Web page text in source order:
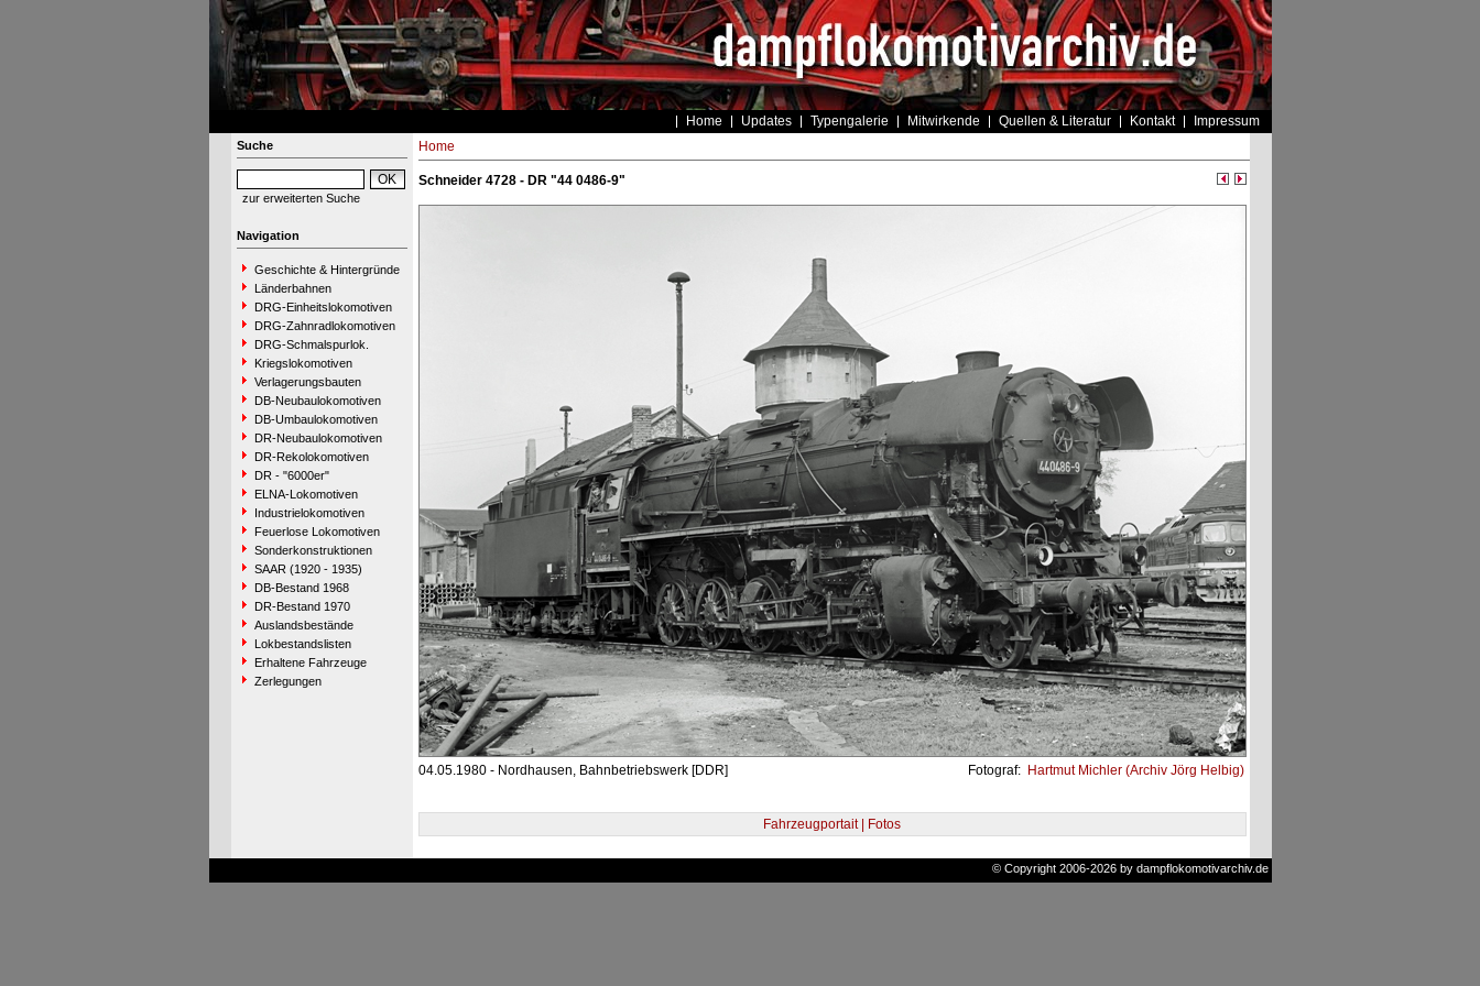
Home Updates Typengalerie Mitwirkende Quellen & Literatur Kontakt Impressum
Suche
zur erweiterten Suche
Navigation
Geschichte & Hintergründe
Länderbahnen
DRG-Einheitslokomotiven
DRG-Zahnradlokomotiven
DRG-Schmalspurlok.
Kriegslokomotiven
Verlagerungsbauten
DB-Neubaulokomotiven
DB-Umbaulokomotiven
DR-Neubaulokomotiven
DR-Rekolokomotiven
DR - "6000er"
ELNA-Lokomotiven
Industrielokomotiven
Feuerlose Lokomotiven
Sonderkonstruktionen
SAAR (1920 - 1935)
DB-Bestand 1968
DR-Bestand 1970
Auslandsbestände
Lokbestandslisten
Erhaltene Fahrzeuge
Zerlegungen
Home
Schneider 4728 - DR "44 0486-9"
04.05.1980 - Nordhausen, Bahnbetriebswerk [DDR] Fotograf: Hartmut Michler (Archiv Jörg Helbig)
Fahrzeugportait | Fotos
© Copyright 2006-2026 by dampflokomotivarchiv.de